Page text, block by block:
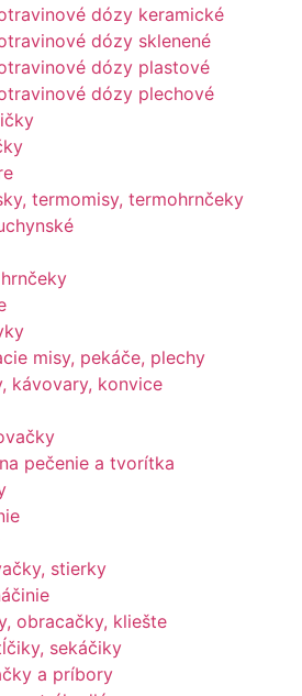
dózy keramické
dózy sklenené
dózy plastové
dózy plechové
termomisy, termohrnčeky
misy, pekáče, plechy
kávovary, konvice
pečenie a tvorítka
stierky
obracačky, kliešte
sekáčiky
a príbory